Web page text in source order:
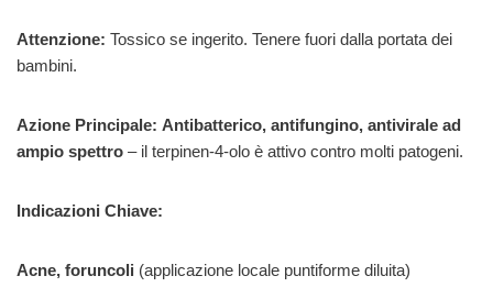
Attenzione: Tossico se ingerito. Tenere fuori dalla portata dei
bambini.
Azione Principale: Antibatterico, antifungino, antivirale ad
ampio spettro – il terpinen-4-olo è attivo contro molti patogeni.
Indicazioni Chiave:
Acne, foruncoli (applicazione locale puntiforme diluita)